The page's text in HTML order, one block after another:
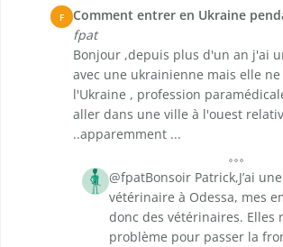
F Comment entrer en Ukraine
fpat
Bonjour ,depuis plus d'un an j'ai
avec une ukrainienne mais elle
l'Ukraine , profession
aller dans une ville à l'ouest
..apparemment ...
@fpatBonsoir Patrick,J’ai
vétérinaire à Odessa, mes
donc des vétérinaires. Elles
problème pour passer la